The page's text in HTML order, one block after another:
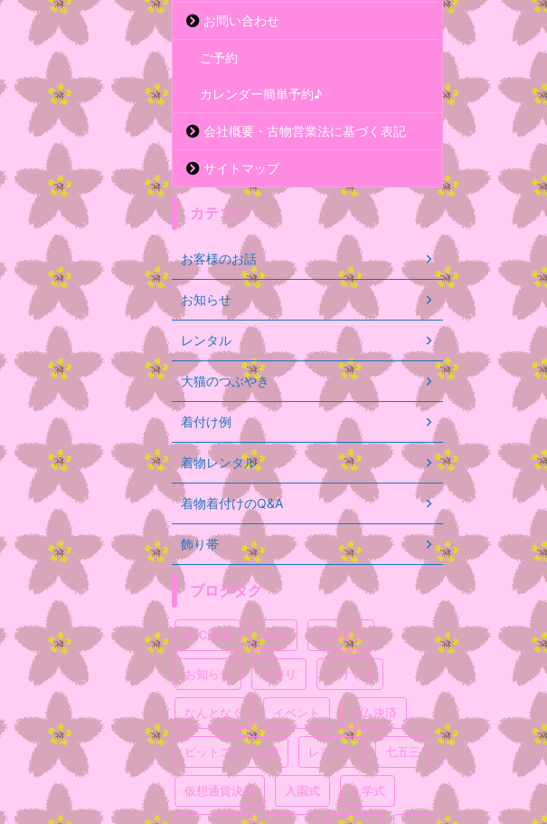
お問い合わせ
ご予約
カレンダー簡単予約♪
会社概要・古物営業法に基づく表記
サイトマップ
カテゴリ
お客様のお話
お知らせ
レンタル
大猫のつぶやき
着付け例
着物レンタル
着物着付けのQ&A
飾り帯
ブログタグ
BTC決済 NEM お宮参り
お知らせ お祭り つけ下げ
なんとなく イベント ネム決済
ビットコイン決済 レンタル 七五三
仮想通貨決済 入園式 入学式